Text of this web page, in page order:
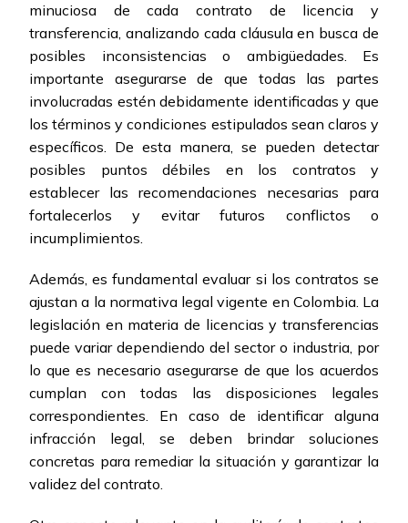
minuciosa de cada contrato de licencia y
transferencia, analizando cada cláusula en busca de
posibles inconsistencias o ambigüedades. Es
importante asegurarse de que todas las partes
involucradas estén debidamente identificadas y que
los términos y condiciones estipulados sean claros y
específicos. De esta manera, se pueden detectar
posibles puntos débiles en los contratos y
establecer las recomendaciones necesarias para
fortalecerlos y evitar futuros conflictos o
incumplimientos.
Además, es fundamental evaluar si los contratos se
ajustan a la normativa legal vigente en Colombia. La
legislación en materia de licencias y transferencias
puede variar dependiendo del sector o industria, por
lo que es necesario asegurarse de que los acuerdos
cumplan con todas las disposiciones legales
correspondientes. En caso de identificar alguna
infracción legal, se deben brindar soluciones
concretas para remediar la situación y garantizar la
validez del contrato.